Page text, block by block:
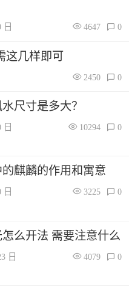
日 4647 0
这几样即可
2450 0
尺寸是多大？
日 10294 0
麒麟的作用和寓意
日 3225 0
么开法 需要注意什么
日 4079 0